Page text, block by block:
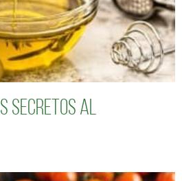
secretos al